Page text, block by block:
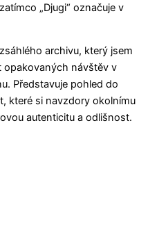
„Djugi“ označuje v
archivu, který jsem
opakovaných návštěv v
Představuje pohled do
které si navzdory okolnímu
autenticitu a odlišnost.